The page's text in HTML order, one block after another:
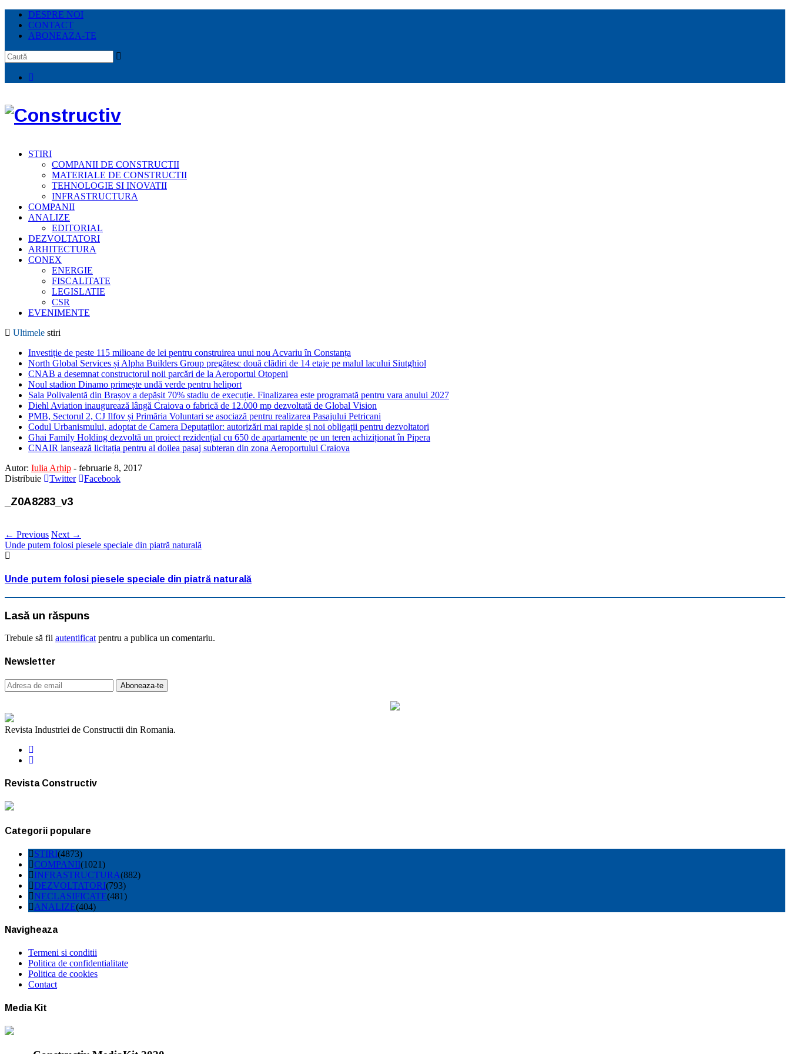
DESPRE NOI
CONTACT
ABONEAZA-TE
STIRI
COMPANII DE CONSTRUCTII
MATERIALE DE CONSTRUCTII
TEHNOLOGIE SI INOVATII
INFRASTRUCTURA
COMPANII
ANALIZE
EDITORIAL
DEZVOLTATORI
ARHITECTURA
CONEX
ENERGIE
FISCALITATE
LEGISLATIE
CSR
EVENIMENTE
Ultimele stiri
Investiție de peste 115 milioane de lei pentru construirea unui nou Acvariu în Constanța
North Global Services și Alpha Builders Group pregătesc două clădiri de 14 etaje pe malul lacului Siutghiol
CNAB a desemnat constructorul noii parcări de la Aeroportul Otopeni
Noul stadion Dinamo primește undă verde pentru heliport
Sala Polivalentă din Brașov a depășit 70% stadiu de execuție. Finalizarea este programată pentru vara anului 2027
Diehl Aviation inaugurează lângă Craiova o fabrică de 12.000 mp dezvoltată de Global Vision
PMB, Sectorul 2, CJ Ilfov și Primăria Voluntari se asociază pentru realizarea Pasajului Petricani
Codul Urbanismului, adoptat de Camera Deputaților: autorizări mai rapide și noi obligații pentru dezvoltatori
Ghai Family Holding dezvoltă un proiect rezidențial cu 650 de apartamente pe un teren achiziționat în Pipera
CNAIR lansează licitația pentru al doilea pasaj subteran din zona Aeroportului Craiova
Autor: Iulia Arhip - februarie 8, 2017
Distribuie
Twitter Facebook
_Z0A8283_v3
← Previous Next →
Unde putem folosi piesele speciale din piatră naturală
Unde putem folosi piesele speciale din piatră naturală
Lasă un răspuns
Trebuie să fii autentificat pentru a publica un comentariu.
Newsletter
Revista Industriei de Constructii din Romania.
Revista Constructiv
Categorii populare
STIRI(4873)
COMPANII(1021)
INFRASTRUCTURA(882)
DEZVOLTATORI(793)
NECLASIFICATE(481)
ANALIZE(404)
Navigheaza
Termeni si conditii
Politica de confidentialitate
Politica de cookies
Contact
Media Kit